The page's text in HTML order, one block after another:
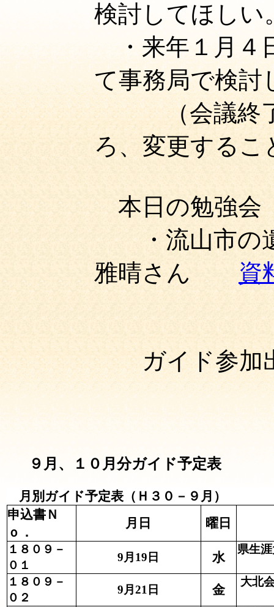
検討してほしい
・来年１月４
て事務局で検討
（会議終了後
ろ、変更するこ
本日の勉強会
・流山市の
雅晴さん資
ガイド
９月、１０月分ガイド予定表
月別ガイド予定表（Ｈ３０－９月）
申込書Ｎ
ｏ．
月日 曜日
１８０９－
０１
9月19日 水
県生
１８０９－
０２
9月21日 金
大北